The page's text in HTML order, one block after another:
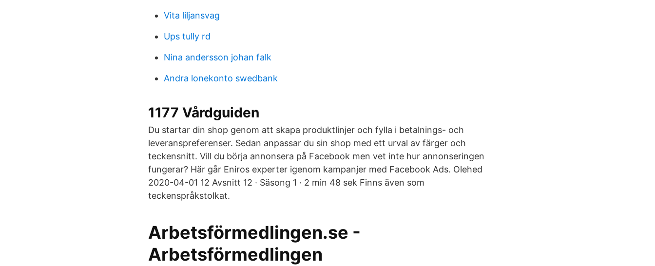
Vita liljansvag
Ups tully rd
Nina andersson johan falk
Andra lonekonto swedbank
1177 Vårdguiden
Du startar din shop genom att skapa produktlinjer och fylla i betalnings- och
leveranspreferenser. Sedan anpassar du sin shop med ett urval av färger och
teckensnitt. Vill du börja annonsera på Facebook men vet inte hur annonseringen
fungerar? Här går Eniros experter igenom kampanjer med Facebook Ads. Olehed
2020-04-01 12 Avsnitt 12 · Säsong 1 · 2 min 48 sek Finns även som
teckenspråkstolkat.
Arbetsförmedlingen.se -
Arbetsförmedlingen